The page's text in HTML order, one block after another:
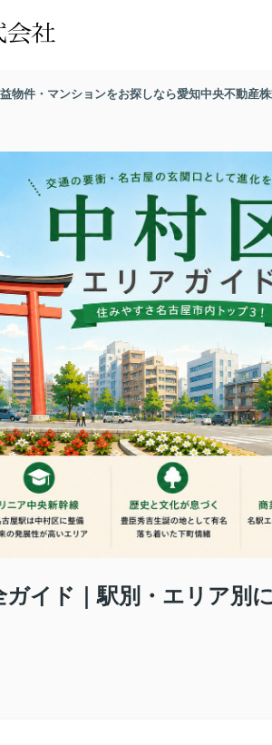
物件・マンションをお探しなら愛知中央不動産
ガイド｜駅別・エリア別